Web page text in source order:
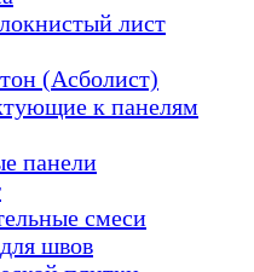
лист
(Асболист)
к панелям
панели
смеси
швов